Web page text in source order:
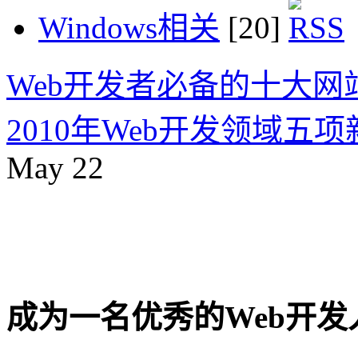
Windows相关 [20]
Web开发者必备的十大网
2010年Web开发领域五
May 22
成为一名优秀的Web开